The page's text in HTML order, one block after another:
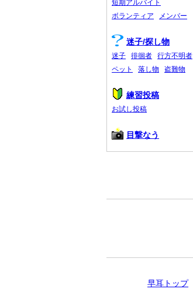
短期アルバイト
ボランティア
メンバー
迷子/探し物
迷子 徘徊者
行方不明者
ペット
落し物 盗難物
練習投稿
お試し投稿
目撃なう
早耳トップ